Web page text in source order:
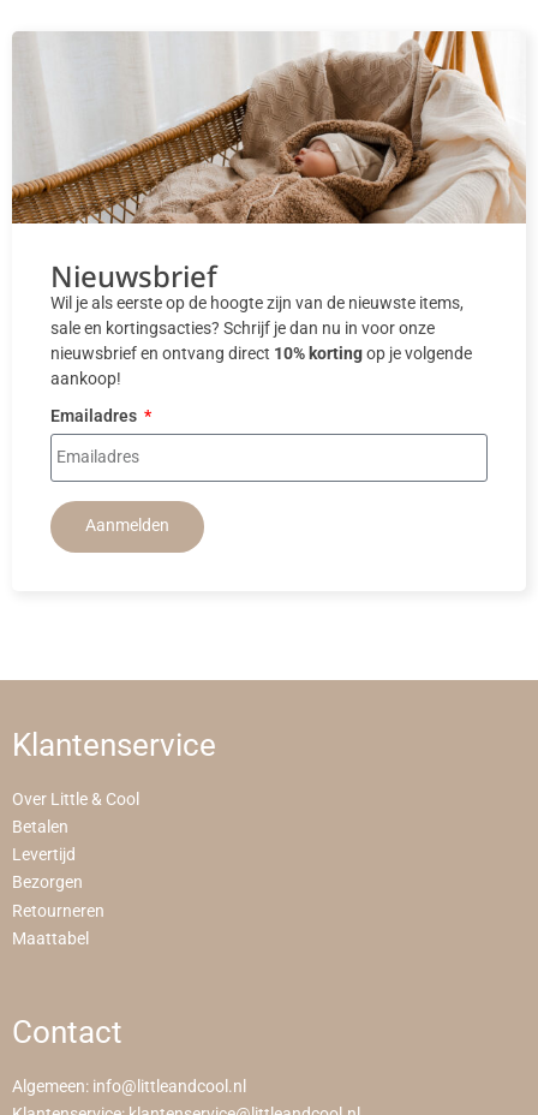
Nieuwsbrief
Wil je als eerste op de hoogte zijn van de nieuwste items,
sale en kortingsacties? Schrijf je dan nu in voor onze
nieuwsbrief en ontvang direct 10% kortingop je volgende
aankoop!
Emailadres
Aanmelden
Klantenservice
Over Little & Cool
Betalen
Levertijd
Bezorgen
Retourneren
Maattabel
Contact
Algemeen: info@littleandcool.nl